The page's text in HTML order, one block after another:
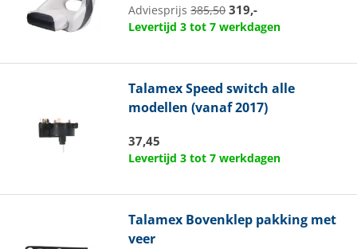
Adviesprijs385,50 319,-
Levertijd 3 tot 7 werkdagen
TalamexSpeed switch alle
modellen (vanaf 2017)
37,45
Levertijd 3 tot 7 werkdagen
Talamex Bovenklep pakking met
veer